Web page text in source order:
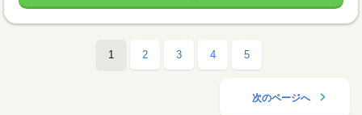
1 2 3 4 5
次のページへ